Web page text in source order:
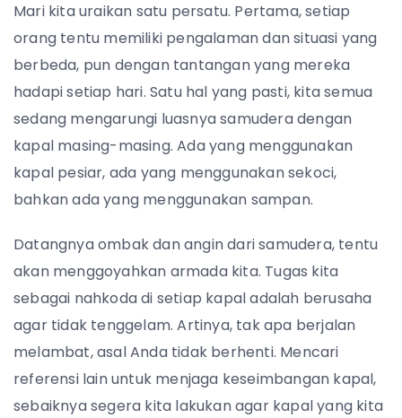
Mari kita uraikan satu persatu. Pertama, setiap
orang tentu memiliki pengalaman dan situasi yang
berbeda, pun dengan tantangan yang mereka
hadapi setiap hari. Satu hal yang pasti, kita semua
sedang mengarungi luasnya samudera dengan
kapal masing-masing. Ada yang menggunakan
kapal pesiar, ada yang menggunakan sekoci,
bahkan ada yang menggunakan sampan.
Datangnya ombak dan angin dari samudera, tentu
akan menggoyahkan armada kita. Tugas kita
sebagai nahkoda di setiap kapal adalah berusaha
agar tidak tenggelam. Artinya, tak apa berjalan
melambat, asal Anda tidak berhenti. Mencari
referensi lain untuk menjaga keseimbangan kapal,
sebaiknya segera kita lakukan agar kapal yang kita